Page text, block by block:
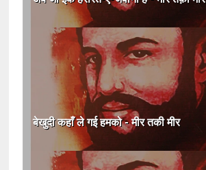
बेखुदी कहाँ ले गई हमको - मीर तकी मीर